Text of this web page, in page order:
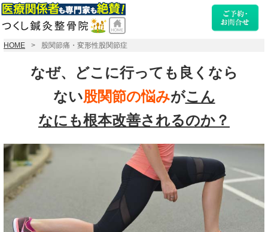
HOME 股関節痛・変形性股関節症
なぜ、どこに行っても良く なら
ない股関節の悩みがこん
なにも根本改善されるのか？